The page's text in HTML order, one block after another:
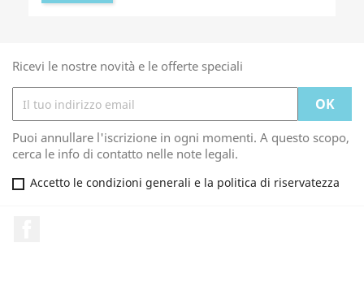
Ricevi le nostre novità e le offerte speciali
Puoi annullare l'iscrizione in ogni momenti. A questo scopo,
cerca le info di contatto nelle note legali.
Accetto le condizioni generali e la politica di riservatezza